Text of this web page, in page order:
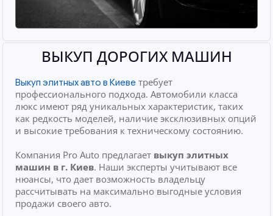
ВЫКУП ДОРОГИХ МАШИН
Выкуп элитных авто в Киеве требует
профессионального подхода. Автомобили класса
люкс имеют ряд уникальных характеристик, таких
как редкость моделей, наличие эксклюзивных опций
и высокие требования к техническому состоянию.
Компания Pro Auto предлагает выкуп элитных
машин в г. Киев. Наши эксперты учитывают все
нюансы, что дает возможность владельцу
рассчитывать на максимально выгодные условия
продажи своего авто.